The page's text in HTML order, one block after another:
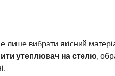
вибрати якісний
утеплювач на стелю,